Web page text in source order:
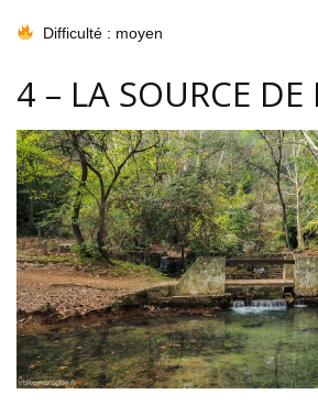
Difficulté : moyen
4 – LA SOURCE DE